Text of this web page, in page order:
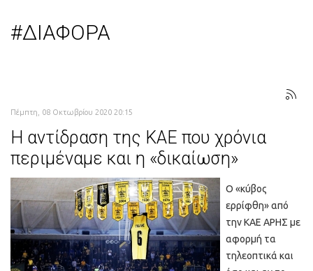
#ΔΙΑΦΟΡΑ
Πέμπτη, 08 Οκτωβρίου 2020 20:15
Η αντίδραση της ΚΑΕ που χρόνια
περιμέναμε και η «δικαίωση»
Ο «κύβος
ερρίφθη» από
την ΚΑΕ ΑΡΗΣ με
αφορμή τα
τηλεοπτικά και